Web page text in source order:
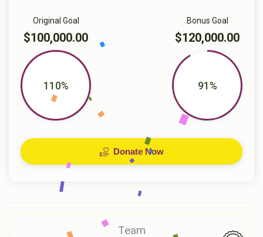
Bonus Goal
$120,000.00
91%
Original Goal
$100,000.00
110%
Donate Now
Team